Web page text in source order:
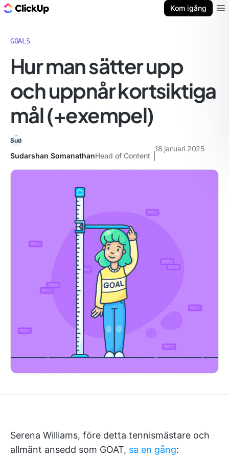
Kom igång
GOALS
Hur man sätter upp
och uppnår kortsiktiga
mål (+exempel)
Sudarshan SomanathanHead of Content
18 januari 2025
Serena Williams, före detta tennismästare och
allmänt ansedd som GOAT, sa en gång: